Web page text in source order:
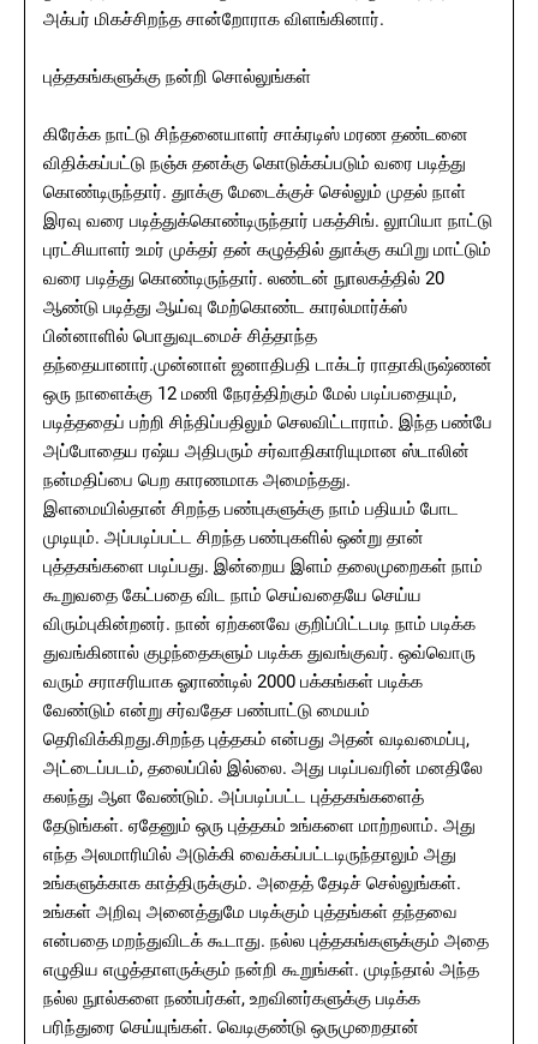
அக்பர் மிகச்சிறந்த சான்றோராக விளங்கினார்.
புத்தகங்களுக்கு நன்றி சொல்லுங்கள்
கிரேக்க நாட்டு சிந்தனையாளர் சாக்ரடிஸ் மரண தண்டனை
விதிக்கப்பட்டு நஞ்சு தனக்கு கொடுக்கப்படும் வரை படித்து
கொண்டிருந்தார். துாக்கு மேடைக்குச் செல்லும் முதல் நாள்
இரவு வரை படித்துக்கொண்டிருந்தார் பகத்சிங். லுாபியா நாட்டு
புரட்சியாளர் உமர் முக்தர் தன் கழுத்தில் துாக்கு கயிறு மாட்டும்
வரை படித்து கொண்டிருந்தார். லண்டன் நுாலகத்தில் 20
ஆண்டு படித்து ஆய்வு மேற்கொண்ட காரல்மார்க்ஸ்
பின்னாளில் பொதுவுடமைச் சித்தாந்த
தந்தையானார்.முன்னாள் ஜனாதிபதி டாக்டர் ராதாகிருஷ்ணன்
ஒரு நாளைக்கு 12 மணி நேரத்திற்கும் மேல் படிப்பதையும்,
படித்ததைப் பற்றி சிந்திப்பதிலும் செலவிட்டாராம். இந்த பண்பே
அப்போதைய ரஷ்ய அதிபரும் சர்வாதிகாரியுமான ஸ்டாலின்
நன்மதிப்பை பெற காரணமாக அமைந்தது.
இளமையில்தான் சிறந்த பண்புகளுக்கு நாம் பதியம் போட
முடியும். அப்படிப்பட்ட சிறந்த பண்புகளில் ஒன்று தான்
புத்தகங்களை படிப்பது. இன்றைய இளம் தலைமுறைகள் நாம்
கூறுவதை கேட்பதை விட நாம் செய்வதையே செய்ய
விரும்புகின்றனர். நான் ஏற்கனவே குறிப்பிட்டபடி நாம் படிக்க
துவங்கினால் குழந்தைகளும் படிக்க துவங்குவர். ஒவ்வொரு
வரும் சராசரியாக ஓராண்டில் 2000 பக்கங்கள் படிக்க
வேண்டும் என்று சர்வதேச பண்பாட்டு மையம்
தெரிவிக்கிறது.சிறந்த புத்தகம் என்பது அதன் வடிவமைப்பு,
அட்டைப்படம், தலைப்பில் இல்லை. அது படிப்பவரின் மனதிலே
கலந்து ஆள வேண்டும். அப்படிப்பட்ட புத்தகங்களைத்
தேடுங்கள். ஏதேனும் ஒரு புத்தகம் உங்களை மாற்றலாம். அது
எந்த அலமாரியில் அடுக்கி வைக்கப்பட்டடிருந்தாலும் அது
உங்களுக்காக காத்திருக்கும். அதைத் தேடிச் செல்லுங்கள்.
உங்கள் அறிவு அனைத்துமே படிக்கும் புத்தங்கள் தந்தவை
என்பதை மறந்துவிடக் கூடாது. நல்ல புத்தகங்களுக்கும் அதை
எழுதிய எழுத்தாளருக்கும் நன்றி கூறுங்கள். முடிந்தால் அந்த
நல்ல நுால்களை நண்பர்கள், உறவினர்களுக்கு படிக்க
பரிந்துரை செய்யுங்கள். வெடிகுண்டு ஒருமுறைதான்